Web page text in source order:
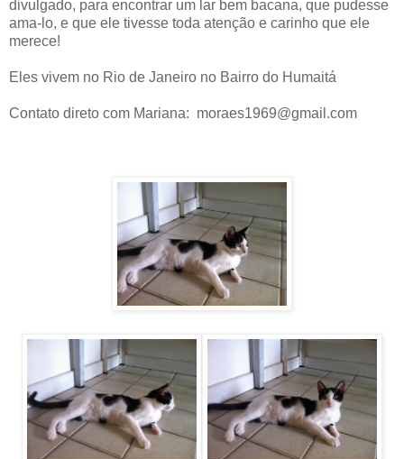
divulgado, para encontrar um lar bem bacana, que pudesse
ama-lo, e que ele tivesse toda atenção e carinho que ele
merece!
Eles vivem no Rio de Janeiro no Bairro do Humaitá
Contato direto com Mariana: moraes1969@gmail.com